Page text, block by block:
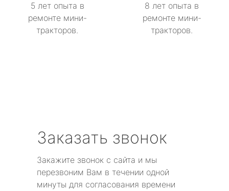
5 лет опыта в
ремонте мини-
тракторов.
8 лет опыта в
ремонте мини-
тракторов.
Заказать звонок
Закажите звонок с сайта и мы
перезвоним Вам в течении одной
минуты для согласования времени